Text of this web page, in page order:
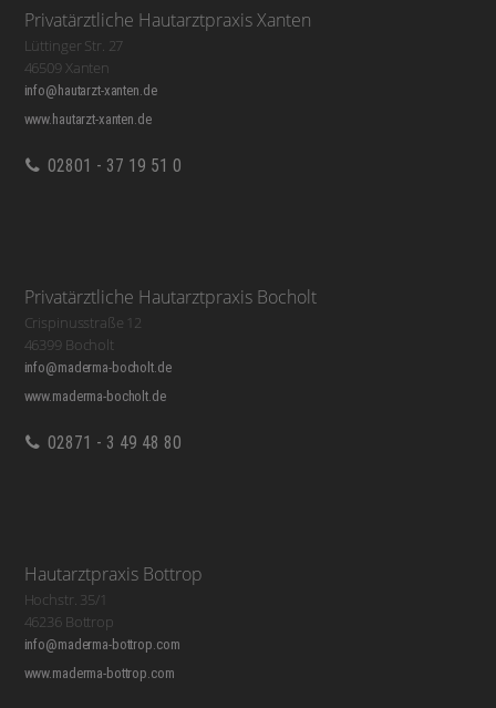
Privatärztliche Hautarztpraxis Xanten
Lüttinger Str. 27
46509 Xanten
info@hautarzt-xanten.de
www.hautarzt-xanten.de
02801 - 37 19 51 0
Privatärztliche Hautarztpraxis Bocholt
Crispinusstraße 12
46399 Bocholt
info@maderma-bocholt.de
www.maderma-bocholt.de
02871 - 3 49 48 80
Hautarztpraxis Bottrop
Hochstr. 35/1
46236 Bottrop
info@maderma-bottrop.com
www.maderma-bottrop.com